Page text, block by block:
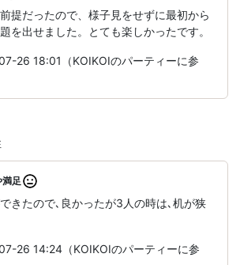
提だったので、様子見をせずに最初から
を出せました。とても楽しかったです。
26 18:01（KOIKOIのパーティーに参
満足
きたので､良かったが3人の時は､机が狭
26 14:24（KOIKOIのパーティーに参